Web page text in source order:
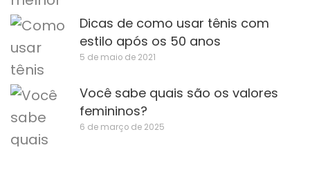
Dicas de como usar tênis com
estilo após os 50 anos
5 de maio de 2021
Você sabe quais são os valores
femininos?
6 de março de 2025